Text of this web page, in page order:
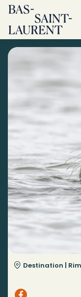
Destination |